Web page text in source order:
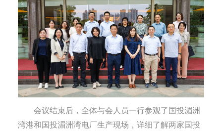
会议结束后，全体与会人员一行参观了国投湄洲
湾港和国投湄洲湾电厂生产现场，详细了解两家国投